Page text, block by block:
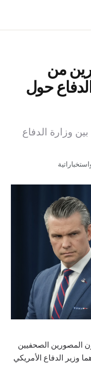
من
حول
وزارة الدفاع
المصورين الصحفيين
وزير الدفاع الأمريكي